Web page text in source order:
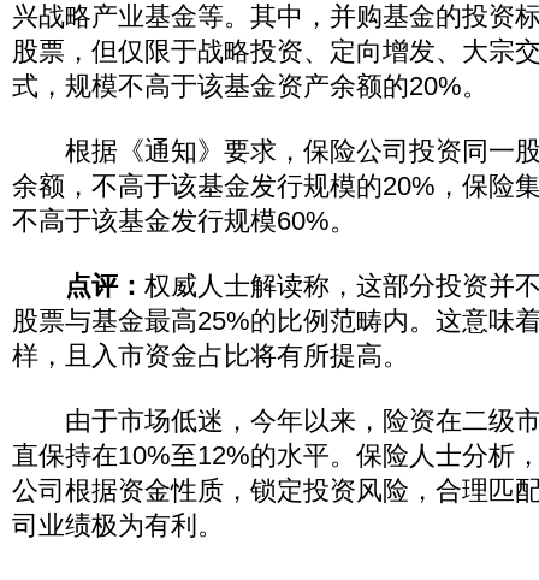
兴战略产业基金等。其中，并购基金的投资
股票，但仅限于战略投资、定向增发、大宗
式，规模不高于该基金资产余额的20%。
根据《通知》要求，保险公司投资同一
余额，不高于该基金发行规模的20%，保险
不高于该基金发行规模60%。
点评： 权威人士解读称，这部分投资并
股票与基金最高25%的比例范畴内。这意味
样，且入市资金占比将有所提高。
由于市场低迷，今年以来，险资在二级
直保持在10%至12%的水平。保险人士分析
公司根据资金性质，锁定投资风险，合理匹
司业绩极为有利。